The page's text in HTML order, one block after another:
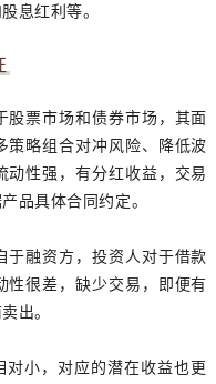
息红利等。
股票市场和债券市场，其面
策略组合对冲风险、降低波
动性强，有分红收益，交易
品具体合同约定。
于融资方，投资人对于借款
性很差，缺少交易，即便有
出。
小，对应的潜在收益也更